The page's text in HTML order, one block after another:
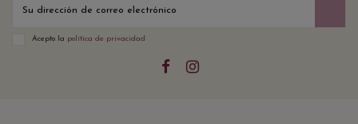
Acepto la política de privacidad